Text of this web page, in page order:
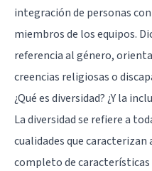
integración de personas
miembros de los equipos.
referencia al género,
creencias religiosas o
¿Qué es diversidad? ¿Y la
La diversidad se refiere a
cualidades que caracterizan
completo de